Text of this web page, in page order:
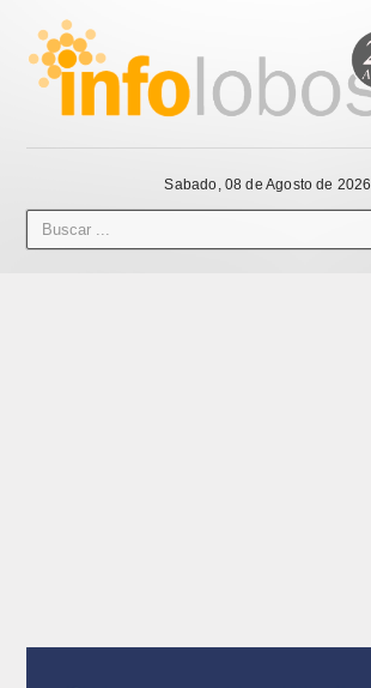
Sabado, 08 de Agosto de 2026